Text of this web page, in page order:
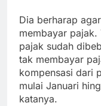
Dia berharap
membayar
pajak sudah
tak membayar
kompensasi dari
mulai Januari
katanya.